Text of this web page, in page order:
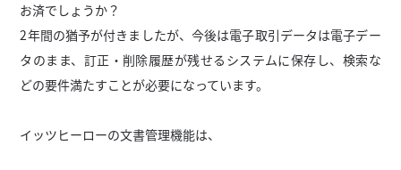
お済でしょうか？
2年間の猶予が付きましたが、今後は電子取引データは電子デー
タのまま、訂正・削除履歴が残せるシステムに保存し、検索な
どの要件満たすことが必要になっています。
イッツヒーローの文書管理機能は、